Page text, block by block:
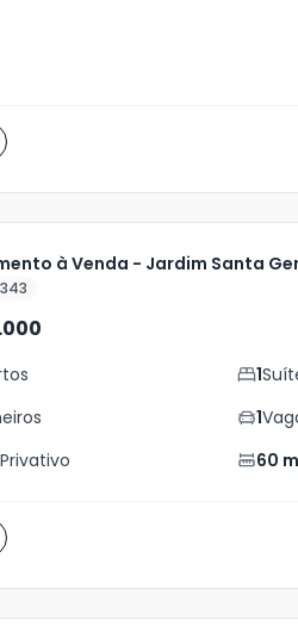
à Venda - Jardim Santa
1
1
Privativo 60